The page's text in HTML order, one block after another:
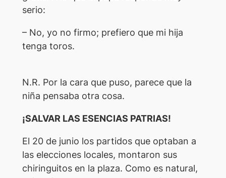
serio:
– No, yo no firmo; prefiero que mi hija
tenga toros.
N.R. Por la cara que puso, parece que la
niña pensaba otra cosa.
¡SALVAR LAS ESENCIAS PATRIAS!
El 20 de junio los partidos que optaban a
las elecciones locales, montaron sus
chiringuitos en la plaza. Como es natural,